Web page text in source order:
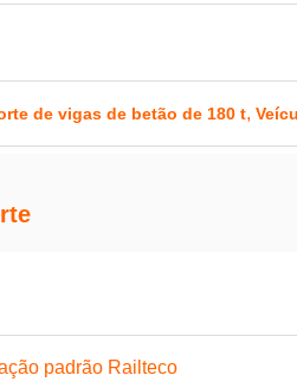
de vigas de betão de 180 t,
padrão Railteco